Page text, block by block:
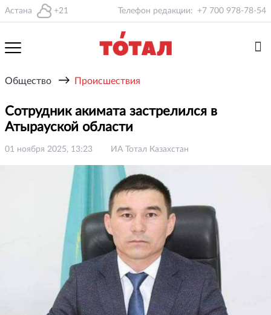
Астана +21 Телефон редакции: +7 700 978-78-54
Общество → Происшествия
Сотрудник акимата застрелился в
Атырауской области
01 ноября 2025, 13:23 ИА Тотал Казахстан